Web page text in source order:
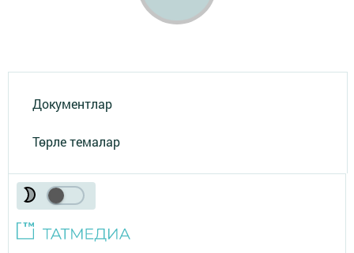
Документлар
Төрле темалар